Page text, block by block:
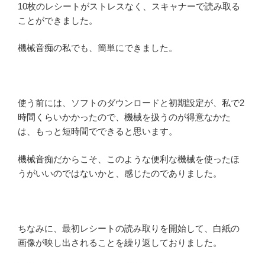
10枚のレシートがストレスなく、スキャナーで読み取る
ことができました。
機械音痴の私でも、簡単にできました。
使う前には、ソフトのダウンロードと初期設定が、私で2
時間くらいかかったので、機械を扱うのが得意なかた
は、もっと短時間でできると思います。
機械音痴だからこそ、このような便利な機械を使ったほ
うがいいのではないかと、感じたのでありました。
ちなみに、最初レシートの読み取りを開始して、白紙の
画像が映し出されることを繰り返しておりました。